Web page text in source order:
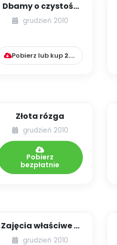
Dbamy o czystość
(scenariusz zajęć
dla grupy 4-, 5-
grudzień 2010
Pobierz lub kup 2.99 zł
Złota rózga
grudzień 2010
Pobierz
bezpłatnie
Zajęcia właściwe –
ćwiczenia ruchowe
grudzień 2010